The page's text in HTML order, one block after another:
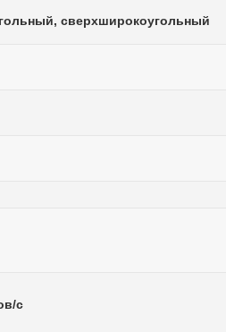
сверхширокоугольный
с